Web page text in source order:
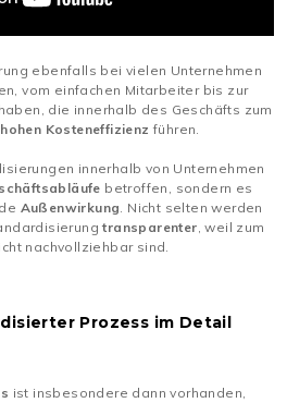
ebenfalls bei vielen Unternehmen
vom einfachen Mitarbeiter bis zur
die innerhalb des Geschäfts zum
hohen Kosteneffizienz führen.
innerhalb von Unternehmen
betroffen, sondern es
Außenwirkung. Nicht selten werden
transparenter, weil zum
nachvollziehbar sind.
Prozess im Detail
ist insbesondere dann vorhanden,